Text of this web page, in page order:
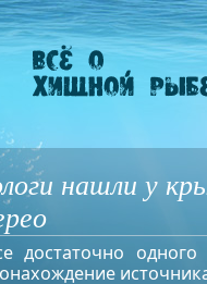
нашли у
достаточно